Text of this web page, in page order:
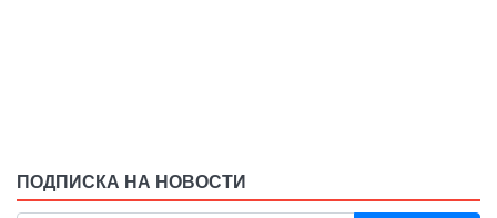
ПОДПИСКА НА НОВОСТИ